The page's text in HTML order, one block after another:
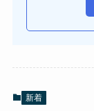
新着